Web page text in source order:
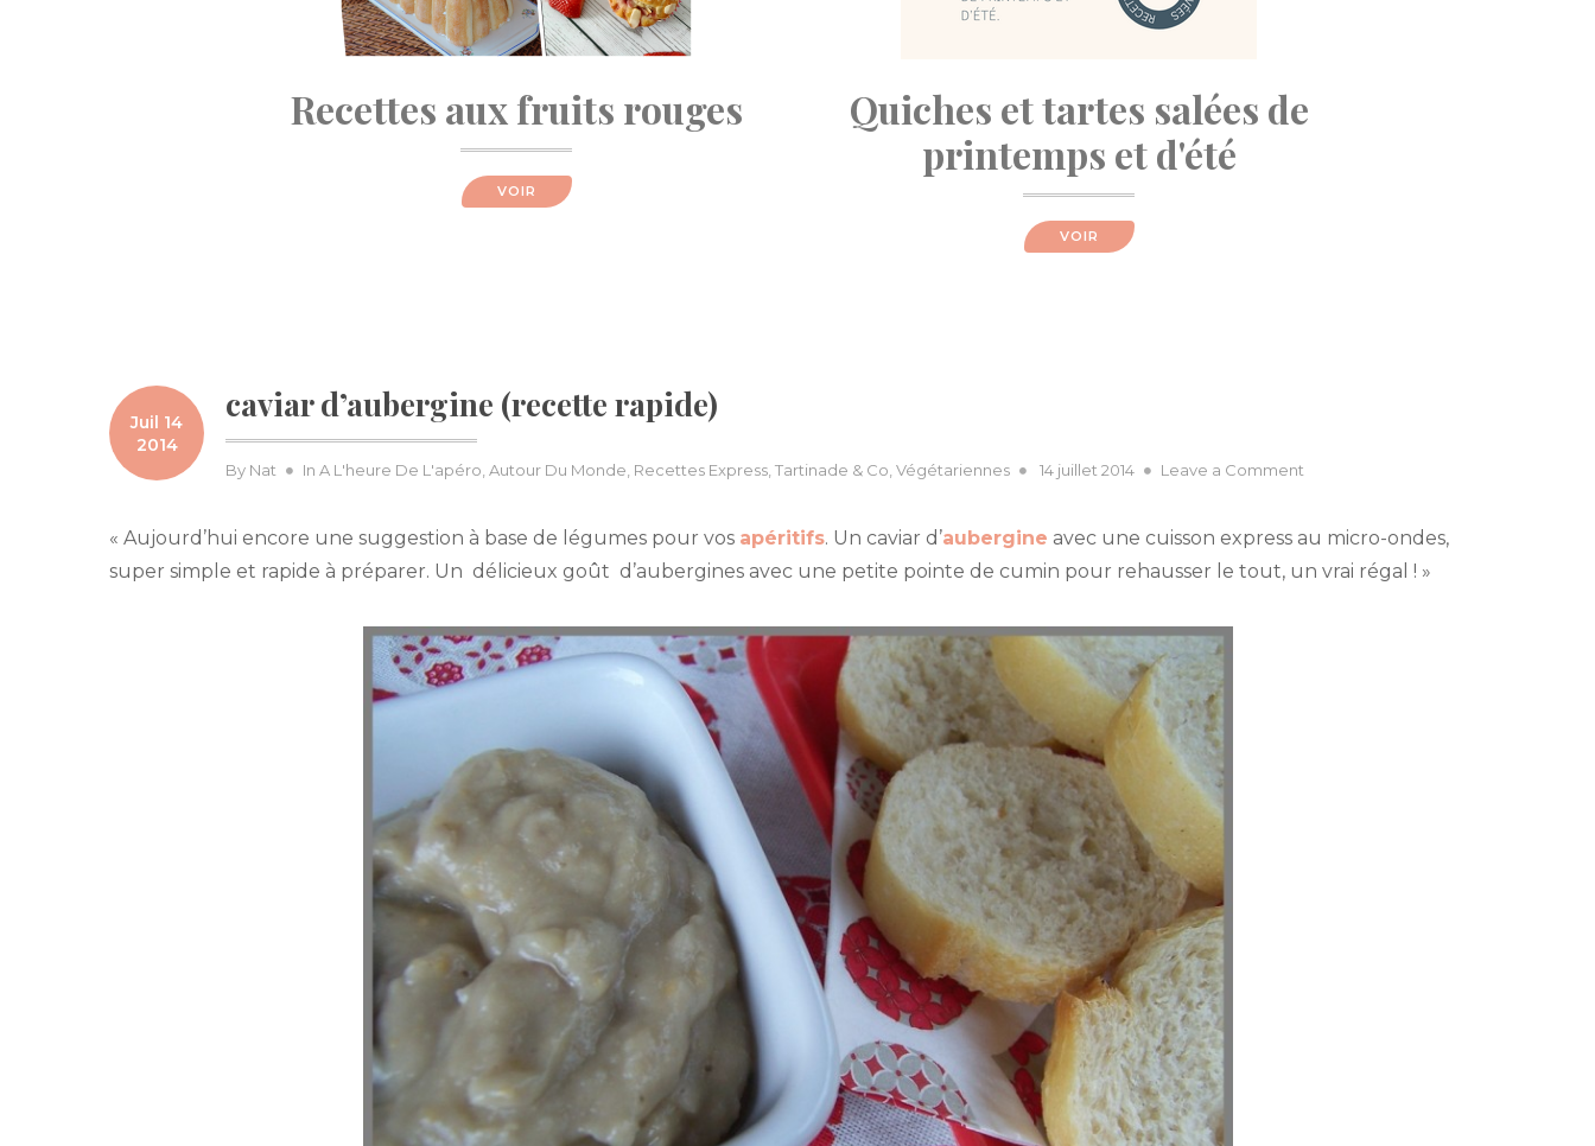
Recettes aux fruits rouges
VOIR
Quiches et tartes salées de
printemps et d'été
VOIR
Juil 14
2014
caviar d’aubergine (recette rapide)
By Nat In A L'heure De L'apéro, Autour Du Monde, Recettes Express, Tartinade & Co, Végétariennes
Posted
14 juillet 2014 Leave a Comment
(recette
rapide)
« Aujourd’hui encore une suggestion à base de légumes pour vos apéritifs. Un caviar d’aubergine avec une cuisson express au micro-ondes,
super simple et rapide à préparer. Un délicieux goût d’aubergines avec une petite pointe de cumin pour rehausser le tout, un vrai régal ! »